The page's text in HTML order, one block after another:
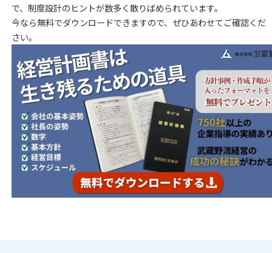
で、制度設計のヒントが数多く散りばめられています。
今なら無料でダウンロードできますので、ぜひあわせてご確認くだ
さい。